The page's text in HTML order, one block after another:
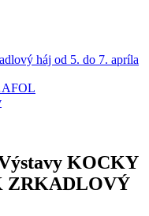
háj od 5. do 7. apríla
KOCKY
ZRKADLOVÝ